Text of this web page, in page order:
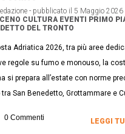
- pubblicato il 5 Maggio 2026
CULTURA EVENTI PRIMO
DEL TRONTO
Adriatica 2026, tra più aree
regole su fumo e monouso, la
si prepara all’estate con norme
San Benedetto, Grottammare e
0 Commenti LEGGI